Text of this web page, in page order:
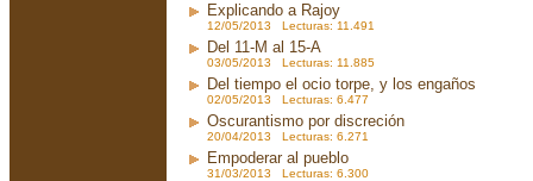
Explicando a Rajoy
12/05/2013 Lecturas: 11.491
Del 11-M al 15-A
03/05/2013 Lecturas: 11.885
Del tiempo el ocio torpe, y los engaños
02/05/2013 Lecturas: 6.477
Oscurantismo por discreción
20/04/2013 Lecturas: 6.271
Empoderar al pueblo
31/03/2013 Lecturas: 6.300